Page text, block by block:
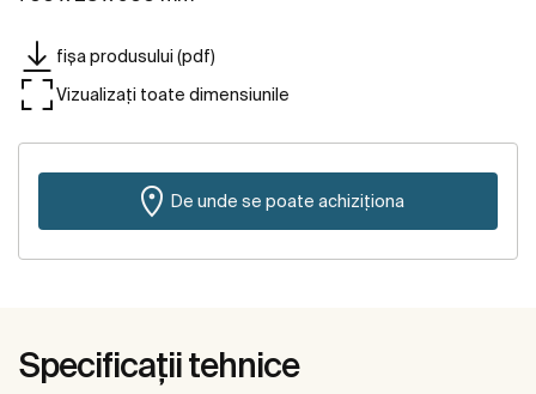
fișa produsului (pdf)
Vizualizați toate dimensiunile
De unde se poate achiziționa
Specificații tehnice